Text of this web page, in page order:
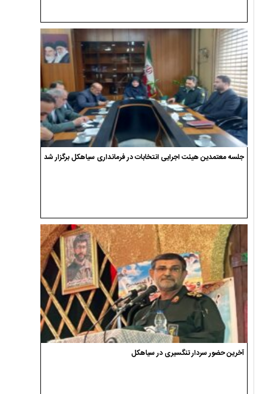
جلسه معتمدین هیئت اجرایی انتخابات در فرمانداری سیاهکل برگزار شد
آخرین حضور سردار تنگسیری در سیاهکل